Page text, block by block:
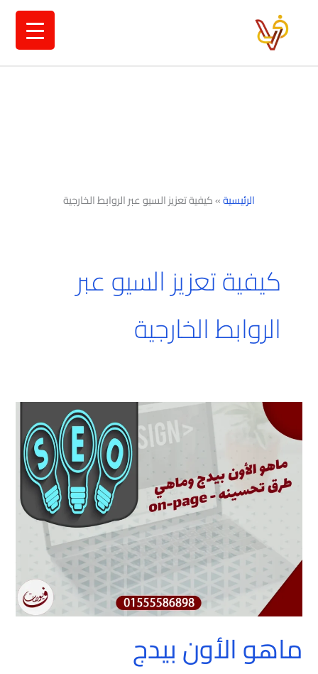
الرئيسية»كيفية تعزيز السيو عبر الروابط الخارجية
كيفية تعزيز السيو عبر
الروابط الخارجية
ماهو الأون بيدج
الأون